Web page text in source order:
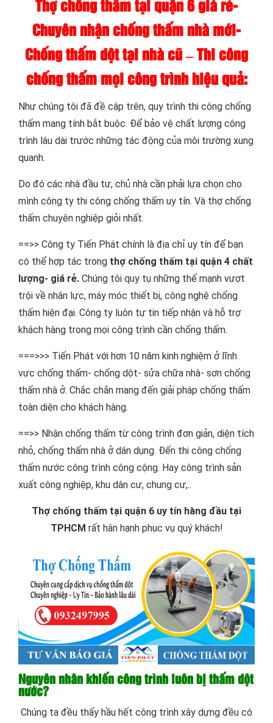
Thợ chống thấm tại quận 6 giá rẻ-
Chuyên nhận chống thấm nhà mới-
Chống thấm dột tại nhà cũ – Thi công
chống thấm mọi công trình hiệu quả:
Như chúng tôi đã đề cập trên, quy trình thi công chống
thấm mang tính bắt buộc. Để bảo vệ chất lượng công
trình lâu dài trước những tác động của môi trường xung
quanh.
Do đó các nhà đầu tư, chủ nhà cần phải lựa chọn cho
mình công ty thi công chống thấm uy tín. Và thợ chống
thấm chuyên nghiệp giỏi nhất.
==>> Công ty Tiến Phát chính là địa chỉ uy tín để bạn
có thể hợp tác trong thợ chống thấm tại quận 4 chất
lượng- giá rẻ. Chúng tôi quy tụ những thế mạnh vượt
trội về nhân lực, máy móc thiết bị, công nghệ chống
thấm hiện đại. Công ty luôn tự tin tiếp nhận và hỗ trợ
khách hàng trong mọi công trình cần chống thấm.
===>>> Tiến Phát với hơn 10 năm kinh nghiệm ở lĩnh
vực chống thấm- chống dột- sửa chữa nhà- sơn chống
thấm nhà ở. Chắc chắn mang đến giải pháp chống thấm
toàn diện cho khách hàng.
==>> Nhận chống thấm từ công trình đơn giản, diện tích
nhỏ, chống thấm nhà ở dân dụng. Đến thi công chống
thấm nước công trình công cộng. Hay công trình sản
xuất công nghiệp, khu dân cư, chung cư,..
Thợ chống thấm tại quận 6 uy tín hàng đầu tại
TPHCM rất hân hạnh phục vụ quý khách!
Nguyên nhân khiến công trình luôn bị thấm dột
nước?
Chúng ta đều thấy hầu hết công trình xây dựng đều có